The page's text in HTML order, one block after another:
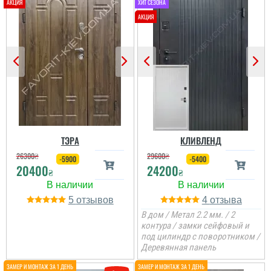
читати всі відгуки
Леонід
ТЭРА
26300₴
20400₴
-5900
5
КЛИВЛЕНД
29600₴
24200₴
-5400
4
В дом / Метал 2.2 мм. / 2
контура / замки сейфовый и
под цилиндр с поворотником /
Деревянная панель